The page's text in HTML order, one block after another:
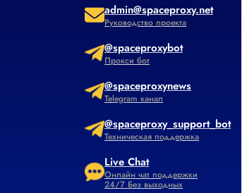
admin@spaceproxy.net
Руководство проекта
@spaceproxybot
Прокси бот
@spaceproxynews
Telegram канал
@spaceproxy_support_bot
Техническая поддержка
Live Chat
Онлайн чат поддержки
24/7 Без выходных